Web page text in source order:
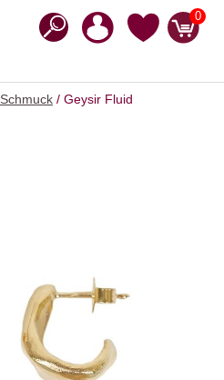
0
Schmuck / Geysir Fluid